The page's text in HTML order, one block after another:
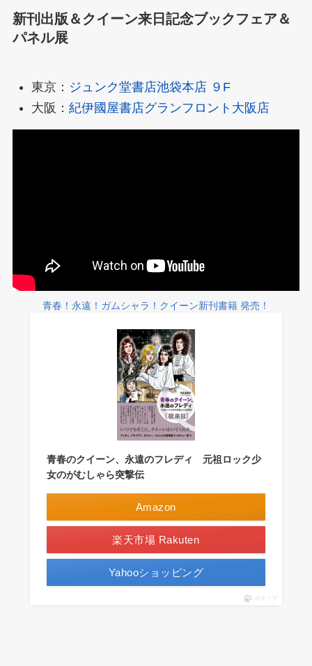
新刊出版＆クイーン来日記念ブックフェア＆
パネル展
東京： ジュンク堂書店池袋本店 ９F
大阪： 紀伊國屋書店グランフロント大阪店
青春！永遠！ガムシャラ！クイーン新刊書籍 発売！
青春のクイーン、永遠のフレディ 元祖ロック少
女のがむしゃら突撃伝
Amazon
楽天市場 Rakuten
Yahooショッピング
ポチップ